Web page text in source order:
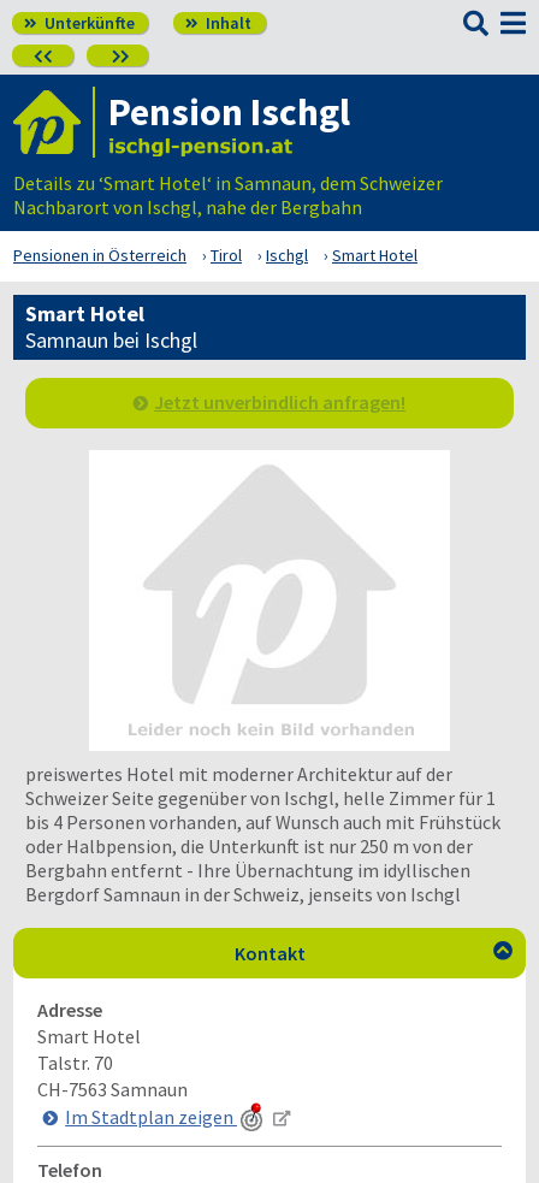
 Unterkünfte  Inhalt
 

Pension Ischgl
Details zu ‘Smart Hotel‘ in Samnaun, dem Schweizer
Nachbarort von Ischgl, nahe der Bergbahn
Pensionen in Österreich Tirol Ischgl Smart Hotel
Smart Hotel
Samnaun bei Ischgl
Jetzt unverbindlich anfragen!
preiswertes Hotel mit moderner Architektur auf der
Schweizer Seite gegenüber von Ischgl, helle Zimmer für 1
bis 4 Personen vorhanden, auf Wunsch auch mit Frühstück
oder Halbpension, die Unterkunft ist nur 250 m von der
Bergbahn entfernt - Ihre Übernachtung im idyllischen
Bergdorf Samnaun in der Schweiz, jenseits von Ischgl
Kontakt 
Adresse
Smart Hotel
Talstr. 70
CH-7563 Samnaun
Im Stadtplan zeigen
Telefon